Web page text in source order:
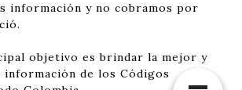
información y no cobramos por
objetivo es brindar la mejor y
información de los Códigos